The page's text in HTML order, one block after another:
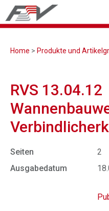
Home > Produkte und
RVS 13.04.12
Seiten
2
Ausgabedatum